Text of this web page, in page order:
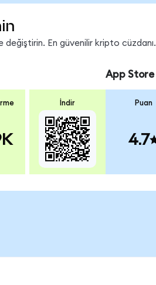
değiştirin. En güvenilir kripto cüzdanı.
İndir
App Store
Puan
4.7